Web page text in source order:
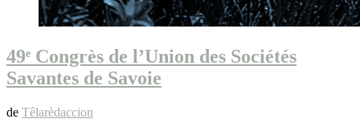
49ᵉ Congrès de l’Union des Sociétés
Savantes de Savoie
de Têlarèdaccion